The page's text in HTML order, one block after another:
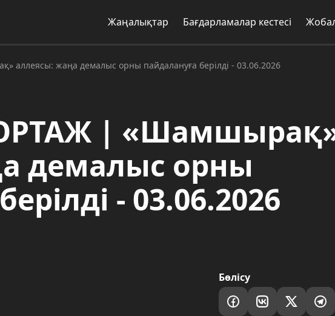
Жаңалықтар Бағдарламалар кестесі
жаңа демалыс орны пайдалануға берілді - 03.06.2026
|
демалыс орны
- 03.06.2026
Бөлісу